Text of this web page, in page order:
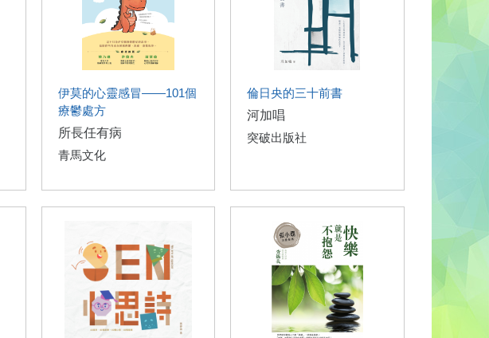
伊莫的心靈感冒——101個
療鬱處方
所長任有病
青馬文化
倫日央的三十前書
河加唱
突破出版社